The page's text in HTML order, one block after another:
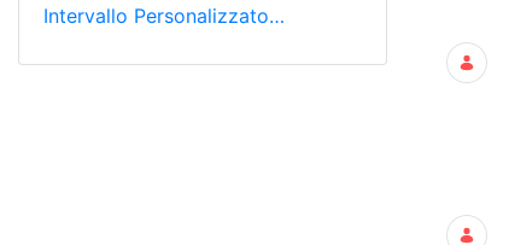
Intervallo Personalizzato…